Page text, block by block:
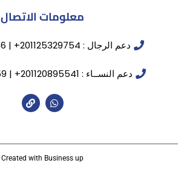
معلومات الاتصال
دعم الرجال : 201125329754+ | 201027230656+
دعم النســاء : 201120895541+ | 201094525659+
Created with Business up